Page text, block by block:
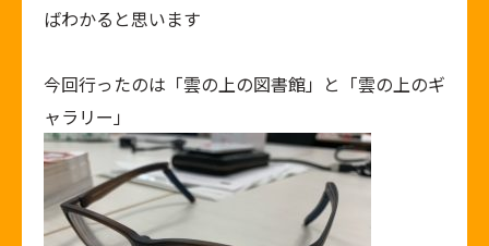
ばわかると思います
今回行ったのは「雲の上の図書館」と「雲の上のギ
ャラリー」